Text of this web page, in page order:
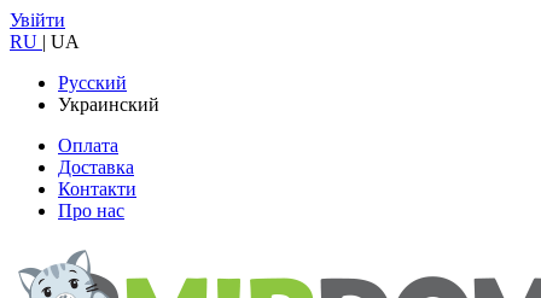
Увійти
RU | UA
Русский
Украинский
Оплата
Доставка
Контакти
Про нас